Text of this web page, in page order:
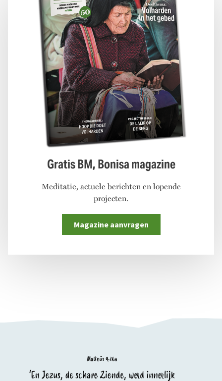
Gratis BM, Bonisa magazine
Meditatie, actuele berichten en lopende
projecten.
Magazine aanvragen